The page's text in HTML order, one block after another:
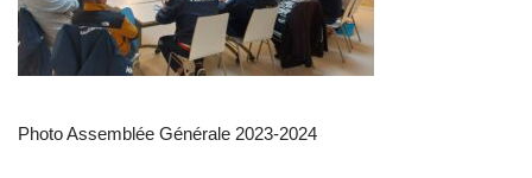
Photo Assemblée Générale 2023-2024